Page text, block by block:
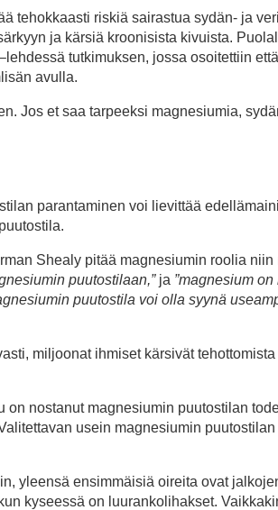
tehokkaasti riskiä sairastua sydän- ja
ja kärsiä kroonisista kivuista.
tutkimuksen, jossa osoitettiin
avulla.
Jos et saa tarpeeksi magnesiumia,
parantaminen voi lievittää
Shealy pitää magnesiumin roolia niin
puutostilaan,”ja ”magnesium
puutostila voi olla syynä
miljoonat ihmiset kärsivät
nostanut magnesiumin puutostilan
usein magnesiumin
yleensä ensimmäisiä oireita ovat
kyseessä on luurankolihakset.